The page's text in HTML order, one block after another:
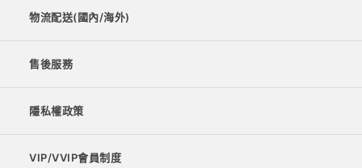
物流配送(國內/海外)
售後服務
隱私權政策
VIP/VVIP會員制度